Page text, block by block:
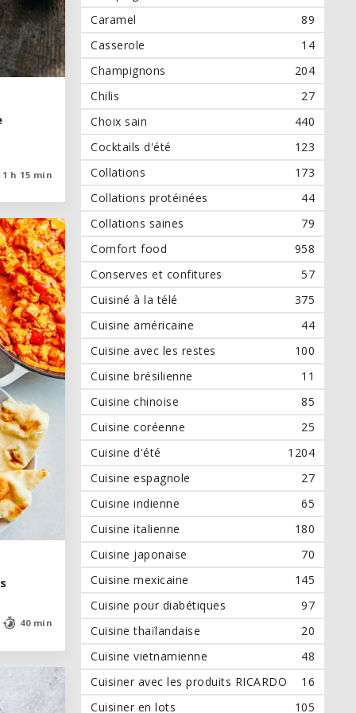
1 h 15 min
1 h 15 min
40 min
40 min
Caramel
89
Casserole
14
Champignons
204
Chilis
27
Choix sain
440
Cocktails d'été
123
Collations
173
Collations protéinées
44
Collations saines
79
Comfort food
958
Conserves et confitures
57
Cuisiné à la télé
375
Cuisine américaine
44
Cuisine avec les restes
100
Cuisine brésilienne
11
Cuisine chinoise
85
Cuisine coréenne
25
Cuisine d'été
1204
Cuisine espagnole
27
Cuisine indienne
65
Cuisine italienne
180
Cuisine japonaise
70
Cuisine mexicaine
145
Cuisine pour diabétiques
97
Cuisine thaïlandaise
20
Cuisine vietnamienne
48
Cuisiner avec les produits RICARDO
16
Cuisiner en lots
105